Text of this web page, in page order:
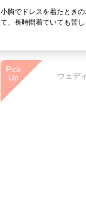
小胸でドレスを着たとき
て、長時間着ていても苦
Pick
Up